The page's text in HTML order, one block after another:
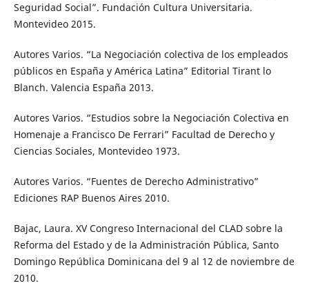
Seguridad Social”. Fundación Cultura Universitaria.
Montevideo 2015.
Autores Varios. “La Negociación colectiva de los empleados
públicos en España y América Latina” Editorial Tirant lo
Blanch. Valencia España 2013.
Autores Varios. “Estudios sobre la Negociación Colectiva en
Homenaje a Francisco De Ferrari” Facultad de Derecho y
Ciencias Sociales, Montevideo 1973.
Autores Varios. “Fuentes de Derecho Administrativo”
Ediciones RAP Buenos Aires 2010.
Bajac, Laura. XV Congreso Internacional del CLAD sobre la
Reforma del Estado y de la Administración Pública, Santo
Domingo República Dominicana del 9 al 12 de noviembre de
2010.